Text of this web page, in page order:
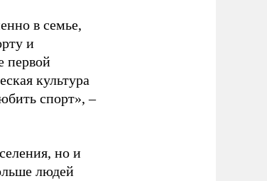
в семье,
и
первой
культура
спорт», –
но и
людей